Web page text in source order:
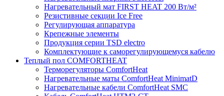
Нагревательный мат FIRST HEAT 200 Вт/м²
Резистивные секции Ice Free
Регулирующая аппаратура
Крепежные элементы
Продукция серии TSD electro
Комплектующие к саморегулирующемуся кабелю
Теплый пол COMFORTHEAT
Терморегуляторы ComfortHeat
Нагревательные маты ComfortHeat MinimatD
Нагревательные кабели ComfortHeat SMC